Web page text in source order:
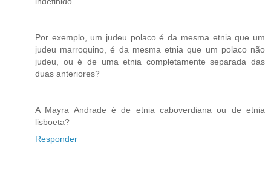
Por exemplo, um judeu polaco é da mesma etnia que um
judeu marroquino, é da mesma etnia que um polaco não
judeu, ou é de uma etnia completamente separada das
duas anteriores?
A Mayra Andrade é de etnia caboverdiana ou de etnia
lisboeta?
Responder